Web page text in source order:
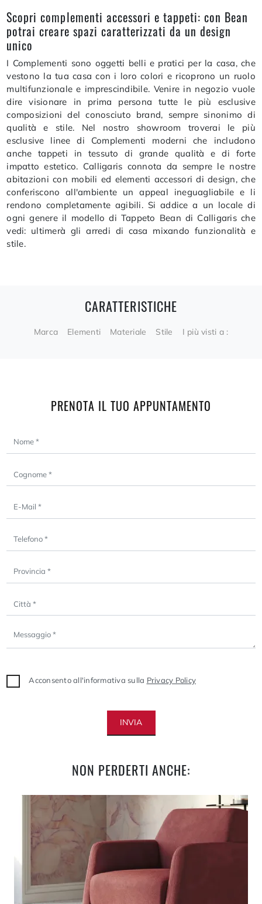
Scopri complementi accessori e tappeti: con Bean
potrai creare spazi caratterizzati da un design
unico
I Complementi sono oggetti belli e pratici per la casa, che
vestono la tua casa con i loro colori e ricoprono un ruolo
multifunzionale e imprescindibile. Venire in negozio vuole
dire visionare in prima persona tutte le più esclusive
composizioni del conosciuto brand, sempre sinonimo di
qualità e stile. Nel nostro showroom troverai le più
esclusive linee di Complementi moderni che includono
anche tappeti in tessuto di grande qualità e di forte
impatto estetico. Calligaris connota da sempre le nostre
abitazioni con mobili ed elementi accessori di design, che
conferiscono all'ambiente un appeal ineguagliabile e li
rendono completamente agibili. Si addice a un locale di
ogni genere il modello di Tappeto Bean di Calligaris che
vedi: ultimerà gli arredi di casa mixando funzionalità e
stile.
CARATTERISTICHE
Marca Elementi Materiale Stile I più visti a :
PRENOTA IL TUO APPUNTAMENTO
Acconsento all'informativa sulla Privacy Policy
INVIA
NON PERDERTI ANCHE: